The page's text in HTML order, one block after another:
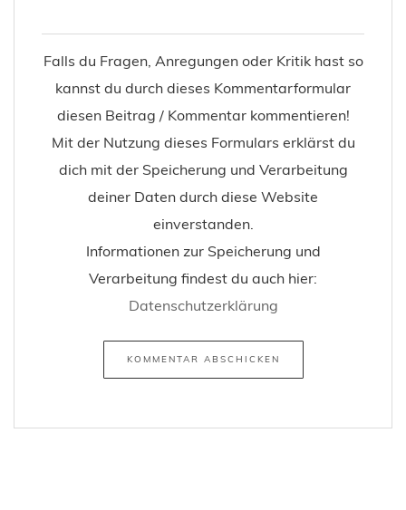
Falls du Fragen, Anregungen oder Kritik hast so
kannst du durch dieses Kommentarformular
diesen Beitrag / Kommentar kommentieren!
Mit der Nutzung dieses Formulars erklärst du
dich mit der Speicherung und Verarbeitung
deiner Daten durch diese Website
einverstanden.
Informationen zur Speicherung und
Verarbeitung findest du auch hier:
Datenschutzerklärung